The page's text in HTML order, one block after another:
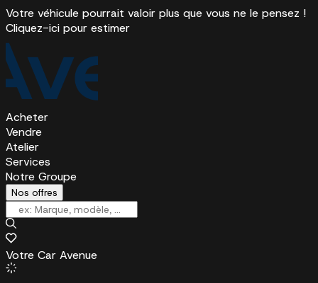
Votre véhicule pourrait valoir plus que vous ne le pensez !
Cliquez-ici pour estimer
Acheter
Vendre
Atelier
Services
Notre Groupe
Nos offres
Votre Car Avenue